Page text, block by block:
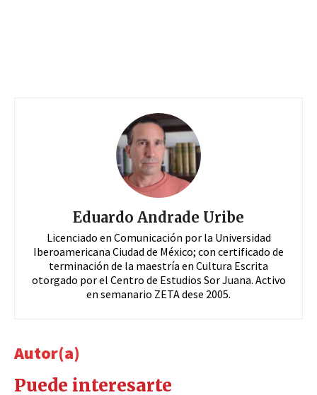
Eduardo Andrade Uribe
Licenciado en Comunicación por la Universidad
Iberoamericana Ciudad de México; con certificado de
terminación de la maestría en Cultura Escrita
otorgado por el Centro de Estudios Sor Juana. Activo
en semanario ZETA dese 2005.
Autor(a)
Puede interesarte